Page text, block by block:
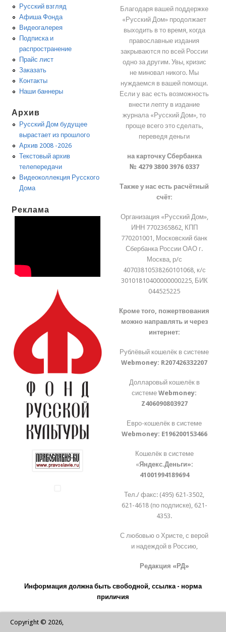
Русский взгляд
Афиша Фонда
Видеогалерея
Подписка и
распространение
Прайс лист
Заказать
Контакты
Наши баннеры
Архив
Русский Дом будущее
вырастает из прошлого
Архив 2008 -2026
Текстовый архив
телепередачи
Видеоколлекция Русского
Дома
Реклама
Благодаря вашей поддержке
«Русский Дом» продолжает
выходить в то время, когда
православные издания
закрываются по всей России
одно за другим. Увы, кризис
не миновал никого. Мы
нуждаемся в вашей помощи.
Если у вас есть возможность
внести лепту в издание
журнала «Русский Дом», то
проще всего это сделать,
переведя деньги
на карточку Сбербанка
№ 4279 3800 3976 0337
Также у нас есть расчётный
счёт:
Организация «Русский Дом»,
ИНН 7702365862, КПП
770201001, Московский банк
Сбербанка России ОАО г.
Москва, р/с
40703810538260101068, к/с
30101810400000000225, БИК
044525225
Кроме того, пожертвования
можно направлять и через
интернет:
Рублёвый кошелёк в системе
Webmoney: R207426332207
Долларовый кошелёк в
системеWebmoney:
Z406090803927
Евро-кошелёк в системе
Webmoney: E196200153466
Кошелёк в системе
«Яндекс.Деньги»:
41001994189694
Тел./ факс: (495) 621-3502,
621-4618 (по подписке), 621-
4353.
С любовью о Христе, с верой
и надеждой в Россию,
Редакция «РД»
Информация должна быть свободной, ссылка - норма
приличия
Copyright © 2026,